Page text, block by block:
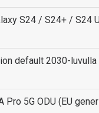
S24 / S24+ / S24
default 2030-luvulla
Pro 5G ODU (EU